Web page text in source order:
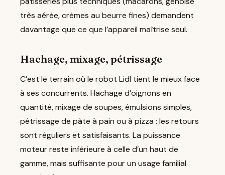
très aérée, crèmes au beurre fines) demandent
davantage que ce que l’appareil maîtrise seul.
Hachage, mixage, pétrissage
C’est le terrain où le robot Lidl tient le mieux face
à ses concurrents. Hachage d’oignons en
quantité, mixage de soupes, émulsions simples,
pétrissage de pâte à pain ou à pizza : les retours
sont réguliers et satisfaisants. La puissance
moteur reste inférieure à celle d’un haut de
gamme, mais suffisante pour un usage familial